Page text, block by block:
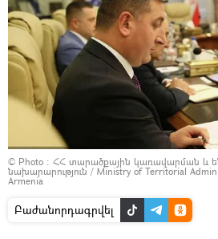
© Photo : ՀՀ տարածքային կառավարման և
նախարարություն / Ministry of Territorial
Armenia
Բաժանորդագրվել